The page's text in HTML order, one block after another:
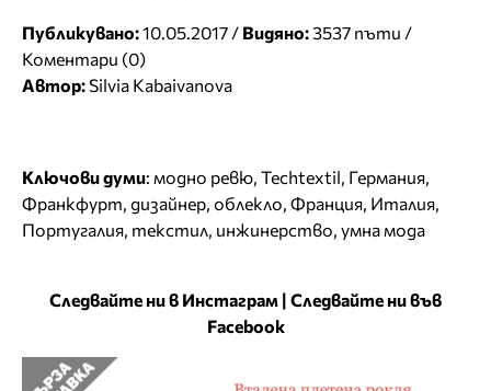
Публикувано:10.05.2017 / Видяно: 3537 пъти /
Коментари (0)
Автор:Silvia Kabaivanova
Ключови думи: модно ревю Techtextil Германия
Франкфурт дизайнер облекло Франция Италия
Португалия текстил инжинерство умна мода
Следвайте ни в Инстаграм | Следвайте ни във
Facebook